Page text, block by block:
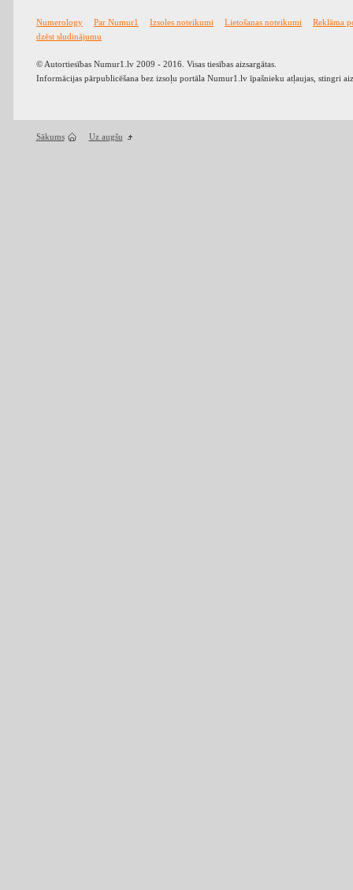
Numerology Par Numur1 Izsoles noteikumi Lietošanas noteikumi
Reklāma
dzēst sludinājumu
© Autortiesības Numur1.lv 2009 - 2016. Visas tiesības aizsargātas.
Informācijas pārpublicēšana bez izsoļu portāla Numur1.lv īpašnieku atļaujas, stingri
Sākums Uz augšu